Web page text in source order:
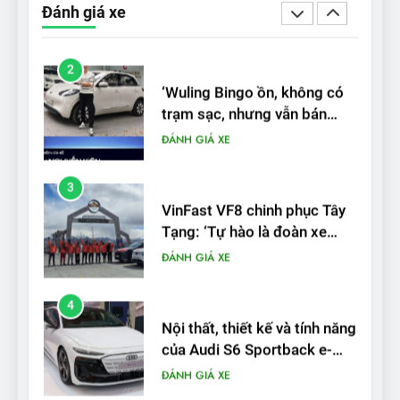
Đánh giá xe
3
VinFast VF8 chinh phục Tây
Tạng: ‘Tự hào là đoàn xe
điện Việt Nam đầu tiên lăn
ĐÁNH GIÁ XE
4
Nội thất, thiết kế và tính năng
của Audi S6 Sportback e-
tron
ĐÁNH GIÁ XE
5
VinFast VF8 đạt 4 sao trong
thử nghiệm an toàn NHTSA
tại Mỹ
ĐÁNH GIÁ XE